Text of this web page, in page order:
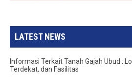
LATEST NEWS
Informasi Terkait Tanah Gajah Ubud :
Terdekat, dan Fasilitas